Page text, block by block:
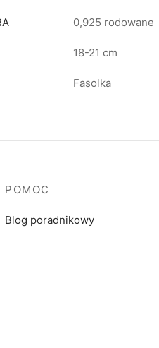
0,925 rodowane
18-21 cm
Fasolka
POMOC
Blog poradnikowy